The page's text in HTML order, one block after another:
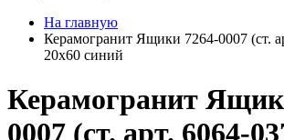
На главную
Керамогранит Ящики 7264-0007 (ст.
20х60 синий
Керамогранит
0007 (ст. арт. 6064-